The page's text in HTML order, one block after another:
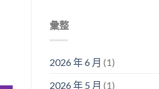
彙整
2026 年 6 月 (1)
2026 年 5 月 (1)